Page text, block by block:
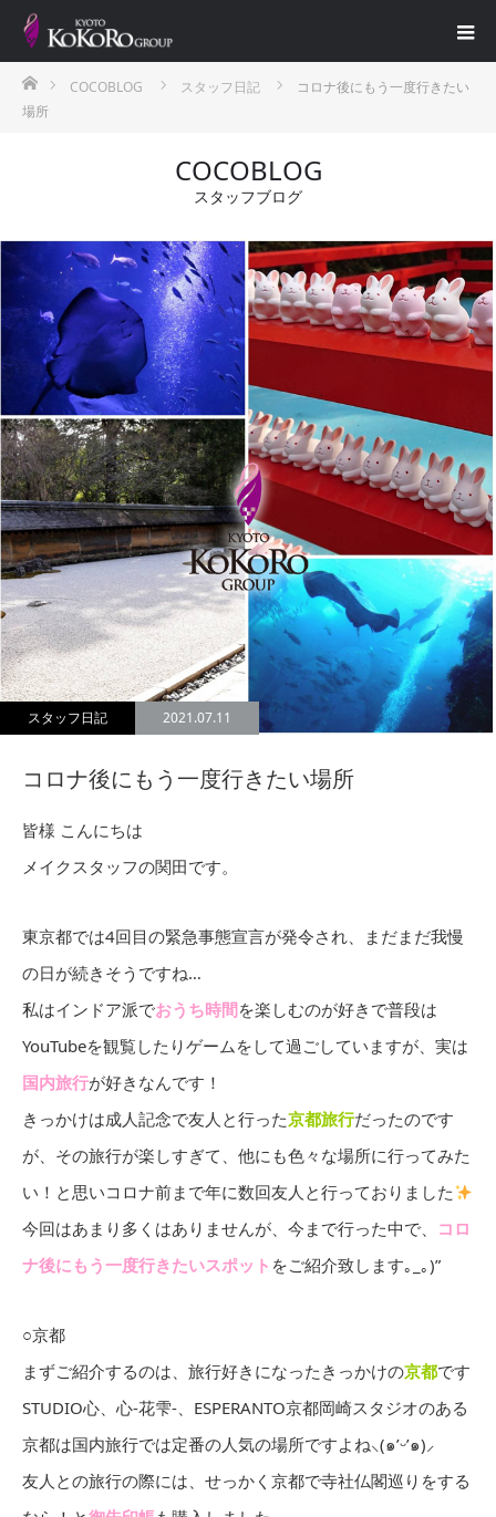
ホームCOCOBLOG スタッフ日記
コロナ後にもう一度行きたい
場所
COCOBLOG
スタッフブログ
スタッフ日記 2021.07.11
コロナ後にもう一度行きたい場所
皆様 こんにちは
メイクスタッフの関田です。
東京都では4回目の緊急事態宣言が発令され、まだまだ我慢
の日が続きそうですね…
私はインドア派でおうち時間を楽しむのが好きで普段は
YouTubeを観覧したりゲームをして過ごしていますが、実は
国内旅行が好きなんです！
きっかけは成人記念で友人と行った京都旅行だったのです
が、その旅行が楽しすぎて、他にも色々な場所に行ってみた
い！と思いコロナ前まで年に数回友人と行っておりました
今回はあまり多くはありませんが、今まで行った中で、 コロ
ナ後にもう一度行きたいスポット をご紹介致します｡_｡)”
○京都
まずご紹介するのは、旅行好きになったきっかけの京都です
STUDIO心、心-花雫-、ESPERANTO京都岡崎スタジオのある
京都は国内旅行では定番の人気の場所ですよね⸜(๑’ᵕ’๑)⸝
友人との旅行の際には、せっかく京都で寺社仏閣巡りをする